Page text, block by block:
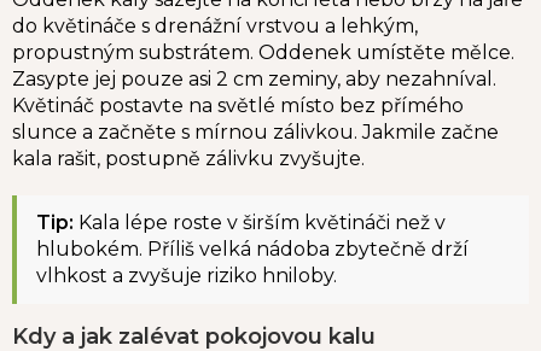
do květináče s drenážní vrstvou a lehkým,
propustným substrátem. Oddenek umístěte mělce.
Zasypte jej pouze asi 2 cm zeminy, aby nezahníval.
Květináč postavte na světlé místo bez přímého
slunce a začněte s mírnou zálivkou. Jakmile začne
kala rašit, postupně zálivku zvyšujte.
Tip: Kala lépe roste v širším květináči než v
hlubokém. Příliš velká nádoba zbytečně drží
vlhkost a zvyšuje riziko hniloby.
Kdy a jak zalévat pokojovou kalu